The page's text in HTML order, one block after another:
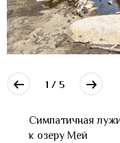
1 / 5
Симпатичная
к озеру Мей